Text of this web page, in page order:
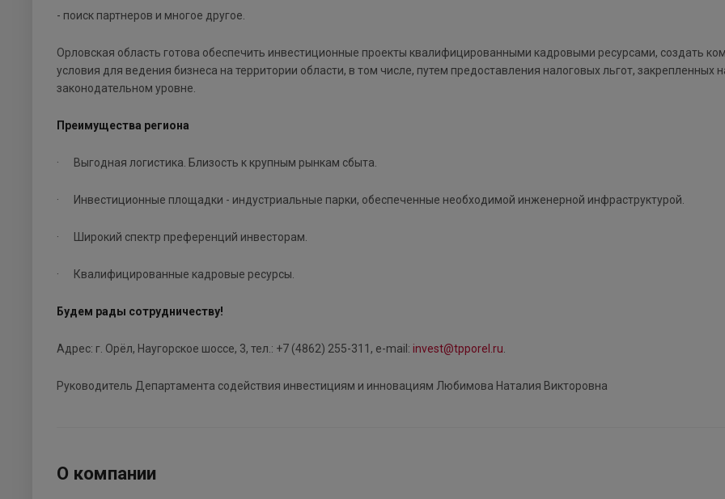
- поиск партнеров и многое другое.
Орловская область готова обеспечить инвестиционные проекты квалифицированными кадровыми ресурсами, создать
условия для ведения бизнеса на территории области, в том числе, путем предоставления налоговых льгот, закрепленных
законодательном уровне.
Преимущества региона
· Выгодная логистика. Близость к крупным рынкам сбыта.
· Инвестиционные площадки - индустриальные парки, обеспеченные необходимой инженерной инфраструктурой.
· Широкий спектр преференций инвесторам.
· Квалифицированные кадровые ресурсы.
Будем рады сотрудничеству!
Адрес: г. Орёл, Наугорское шоссе, 3, тел.: +7 (4862) 255-311, е-mail: invest@tpporel.ru
Руководитель Департамента содействия инвестициям и инновациям Любимова Наталия Викторовна
О компании